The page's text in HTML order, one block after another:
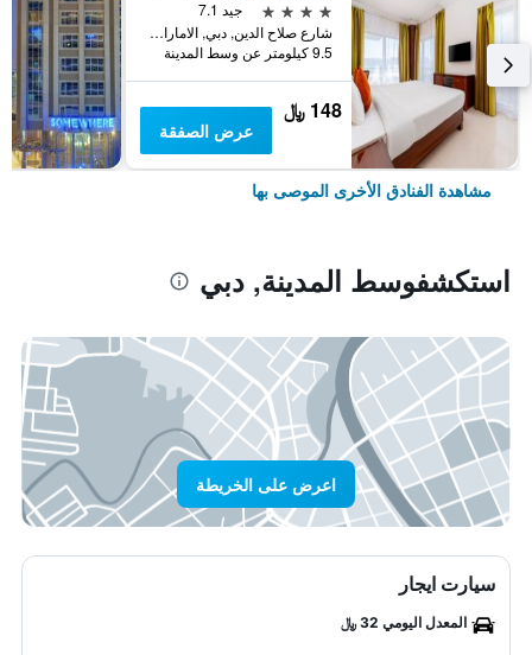
4 نجوم
جيد 7.1
شارع صلاح الدين, دبي, الامارات العربية المتحدة
9.5 كيلومتر عن وسط المدينة
148 ﷼
عرض الصفقة
مشاهدة الفنادق الأخرى الموصى بها
استكشفوسط المدينة, دبي
اعرض على الخريطة
سيارت ايجار
المعدل اليومي 32 ﷼